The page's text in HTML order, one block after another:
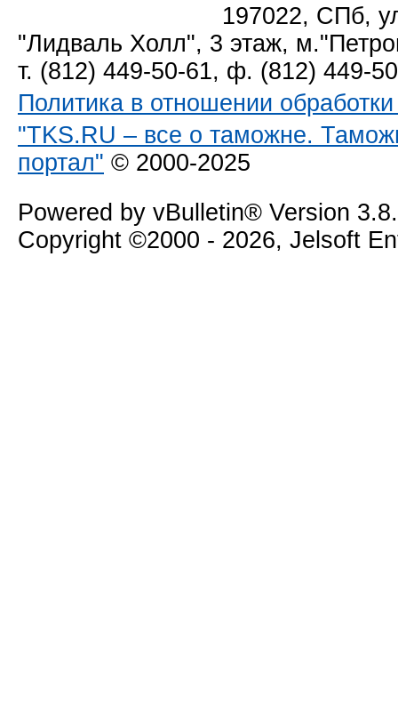
197022, СПб,
"Лидваль Холл", 3 этаж,
т. (812) 449-50-61, ф. (812) 449-
Политика в отношении
"TKS.RU – все о таможне.
портал" © 2000-2025
Powered by vBulletin® Version
Copyright ©2000 - 2026, Jelsoft